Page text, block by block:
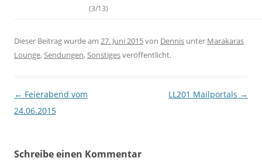
(3/13)
Dieser Beitrag wurde am 27. Juni 2015von Dennis unter Marakaras
Lounge,Sendungen,Sonstigesveröffentlicht.
Beitragsnavigation
← Feierabend vom
24.06.2015
LL201 Mailportals →
Schreibe einen Kommentar